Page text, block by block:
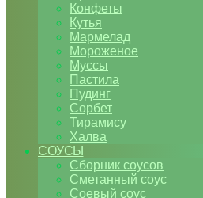
Конфеты
Кутья
Мармелад
Мороженое
Муссы
Пастила
Пудинг
Сорбет
Тирамису
Халва
СОУСЫ
Сборник соусов
Сметанный соус
Соевый соус